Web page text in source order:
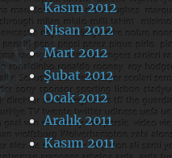
Kasım 2012
Nisan 2012
Mart 2012
Şubat 2012
Ocak 2012
Aralık 2011
Kasım 2011